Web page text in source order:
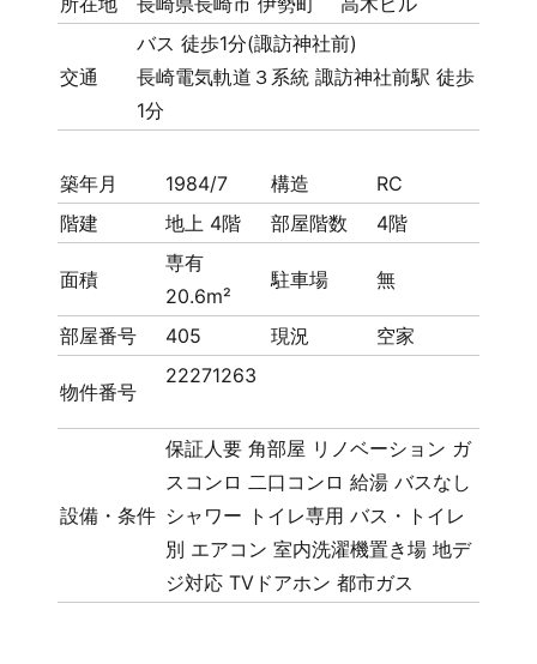
交通
バス 徒歩1分(諏訪神社前)
長崎電気軌道３系統 諏訪神社前駅 徒歩
1分
築年月 1984/7 構造
RC
階建
地上 4階 部屋階数 4階
面積
専有
20.6m²
駐車場 無
部屋番号 405 現況 空家
物件番号
22271263
設備・条件
保証人要 角部屋 リノベーション ガ
スコンロ 二口コンロ 給湯 バスなし
シャワー トイレ専用 バス・トイレ
別 エアコン 室内洗濯機置き場 地デ
ジ対応 TVドアホン 都市ガス